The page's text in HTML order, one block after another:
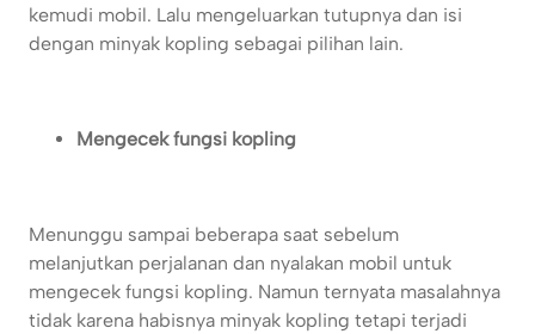
kemudi mobil. Lalu mengeluarkan tutupnya dan isi
dengan minyak kopling sebagai pilihan lain.
Mengecek fungsi kopling
Menunggu sampai beberapa saat sebelum
melanjutkan perjalanan dan nyalakan mobil untuk
mengecek fungsi kopling. Namun ternyata masalahnya
tidak karena habisnya minyak kopling tetapi terjadi